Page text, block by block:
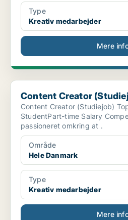
Type
Kreativ medarbejder
Mere
Content Creator (Studiejob)
Content Creator
Content Creator (Studiejob) Toptutors
StudentPart-time Salary Competitive Er du kreativ og
passioneret omkring at .
Område
Hele Danmark
Type
Kreativ medarbejder
Mere